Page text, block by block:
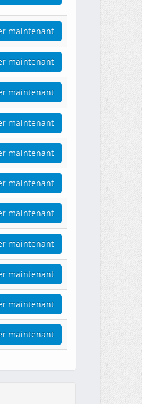
maintenant
maintenant
maintenant
maintenant
maintenant
maintenant
maintenant
maintenant
maintenant
maintenant
maintenant